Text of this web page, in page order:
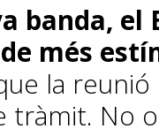
banda, el
més
la
tràmit. No